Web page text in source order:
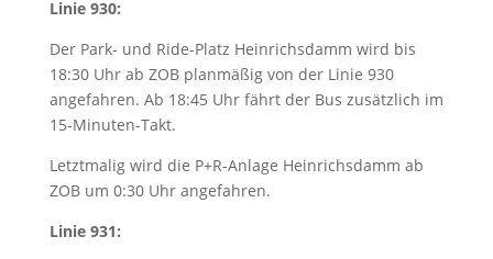
Linie 930:
Der Park- und Ride-Platz Heinrichsdamm wird bis
18:30 Uhr ab ZOB planmäßig von der Linie 930
angefahren. Ab 18:45 Uhr fährt der Bus zusätzlich im
15-Minuten-Takt.
Letztmalig wird die P+R-Anlage Heinrichsdamm ab
ZOB um 0:30 Uhr angefahren.
Linie 931: